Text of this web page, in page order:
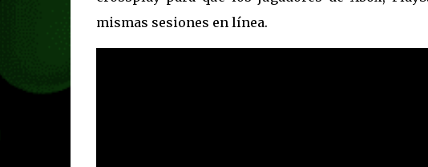
mismas sesiones en línea.